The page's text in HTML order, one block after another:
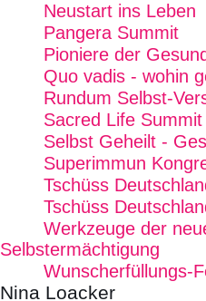
Neustart ins Leben
Pangera Summit
Pioniere der
Quo vadis - wohin
Rundum Selbst-
Sacred Life Summit
Selbst Geheilt -
Superimmun
Tschüss
Tschüss
Werkzeuge der
Selbstermächtigung
Wunscherfüllungs-
Nina Loacker